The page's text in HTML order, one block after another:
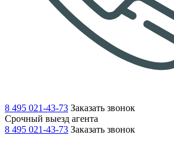
8 495 021-43-73 Заказать звонок
Срочный выезд агента
8 495 021-43-73 Заказать звонок